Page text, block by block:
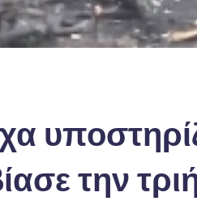
την